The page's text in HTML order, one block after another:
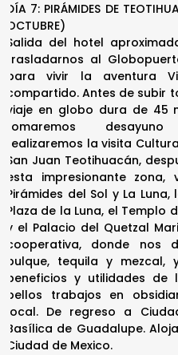
7: PIRÁMIDES DE
del hotel
al
vivir la aventura
Antes de subir
en globo dura de 45
desayuno
la visita
Juan Teotihuacán,
impresionante zona,
del Sol y La Luna,
de la Luna, el Templo
el Palacio del Quetzal
donde nos
tequila y mezcal,
y utilidades de
trabajos en
De regreso a Ciudad
de Guadalupe.
de Mexico.